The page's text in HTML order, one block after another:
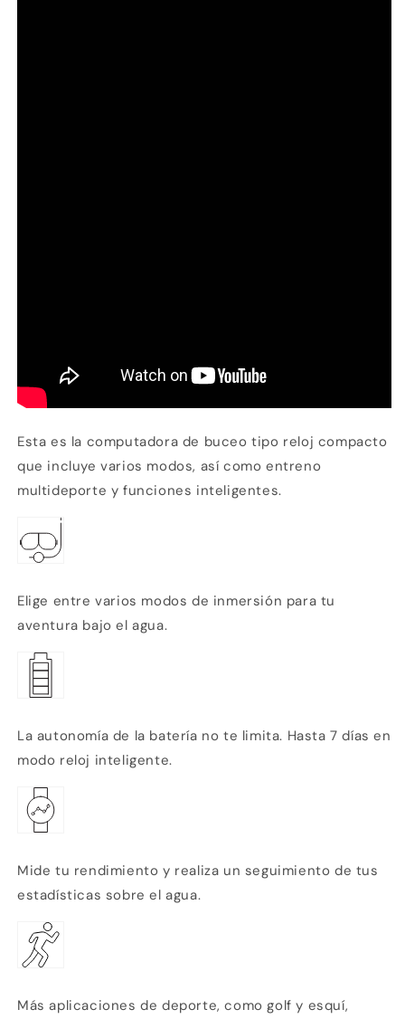
Esta es la computadora de buceo tipo reloj compacto
que incluye varios modos, así como entreno
multideporte y funciones inteligentes.
Elige entre varios modos de inmersión para tu
aventura bajo el agua.
La autonomía de la batería no te limita. Hasta 7 días en
modo reloj inteligente.
Mide tu rendimiento y realiza un seguimiento de tus
estadísticas sobre el agua.
Más aplicaciones de deporte, como golf y esquí,